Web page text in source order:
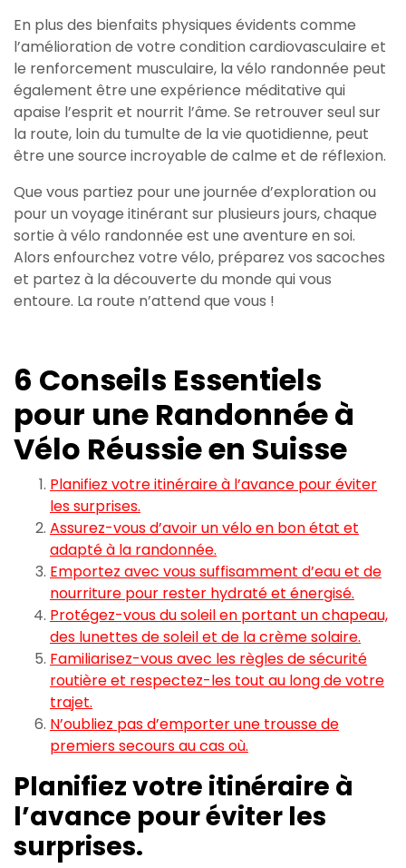
En plus des bienfaits physiques évidents comme
l’amélioration de votre condition cardiovasculaire et
le renforcement musculaire, la vélo randonnée peut
également être une expérience méditative qui
apaise l’esprit et nourrit l’âme. Se retrouver seul sur
la route, loin du tumulte de la vie quotidienne, peut
être une source incroyable de calme et de réflexion.
Que vous partiez pour une journée d’exploration ou
pour un voyage itinérant sur plusieurs jours, chaque
sortie à vélo randonnée est une aventure en soi.
Alors enfourchez votre vélo, préparez vos sacoches
et partez à la découverte du monde qui vous
entoure. La route n’attend que vous !
6 Conseils Essentiels
pour une Randonnée à
Vélo Réussie en Suisse
Planifiez votre itinéraire à l’avance pour éviter
les surprises.
Assurez-vous d’avoir un vélo en bon état et
adapté à la randonnée.
Emportez avec vous suffisamment d’eau et de
nourriture pour rester hydraté et énergisé.
Protégez-vous du soleil en portant un chapeau,
des lunettes de soleil et de la crème solaire.
Familiarisez-vous avec les règles de sécurité
routière et respectez-les tout au long de votre
trajet.
N’oubliez pas d’emporter une trousse de
premiers secours au cas où.
Planifiez votre itinéraire à
l’avance pour éviter les
surprises.